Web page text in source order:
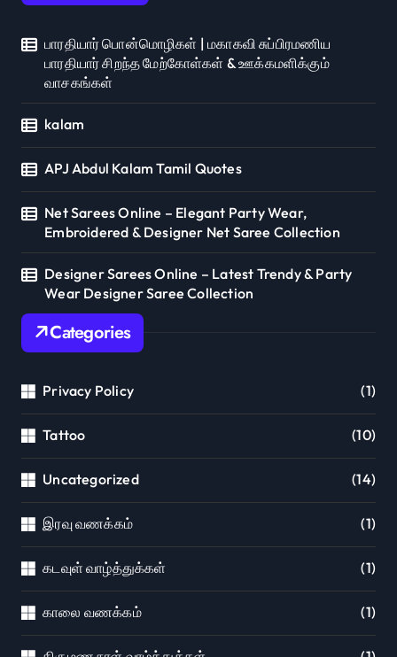
பாரதியார் பொன்மொழிகள் | மகாகவி சுப்பிரமணிய
பாரதியார் சிறந்த மேற்கோள்கள் & ஊக்கமளிக்கும்
வாசகங்கள்
kalam
APJ Abdul Kalam Tamil Quotes
Net Sarees Online – Elegant Party Wear,
Embroidered & Designer Net Saree Collection
Designer Sarees Online – Latest Trendy & Party
Wear Designer Saree Collection
Categories
Privacy Policy (1)
Tattoo (10)
Uncategorized (14)
இரவு வணக்கம் (1)
கடவுள் வாழ்த்துக்கள் (1)
காலை வணக்கம் (1)